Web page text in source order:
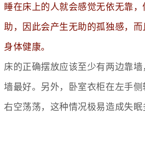
睡在床上的人就会感觉无依无靠
助，因此会产生无助的孤独感，
身体健康。
床的正确摆放应该至少有两边靠
墙最好。另外，卧室衣柜在左手
右空荡荡，这种情况极易造成失眠